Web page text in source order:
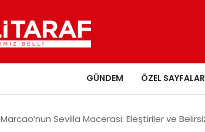
GÜNDEM ÖZEL SAYFALAR
Marcao’nun Sevilla Macerası: Eleştiriler ve